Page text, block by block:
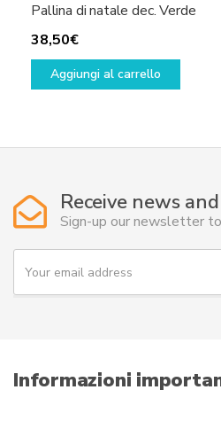
Pallina di natale dec. Verde
38,50€
Aggiungi al carrello
Receive news
Sign-up our newsletter
Y
u
i
lInformazioni